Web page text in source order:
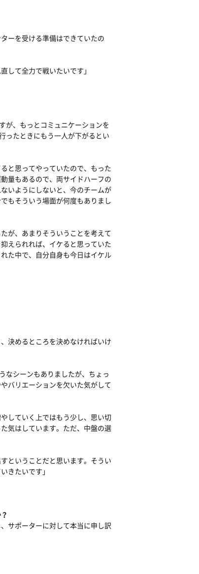
ーを受ける準備はできていたの
して全力で戦いたいです」
が、もっとコミュニケーションを
ったときにもう一人が下がるとい
と思ってやっていたので、もった
量もあるので、両サイドハーフの
いようにしないと、今のチームが
もそういう場面が何度もありまし
が、あまりそういうことを考えて
えられれば、イケると思っていた
た中で、自分自身も今日はイケル
決めるところを決めなければいけ
なシーンもありましたが、ちょっ
バリエーションを欠いた気がして
していく上ではもう少し、思い切
気はしています。ただ、中盤の選
ということだと思います。そうい
きたいです」
サポーターに対して本当に申し訳